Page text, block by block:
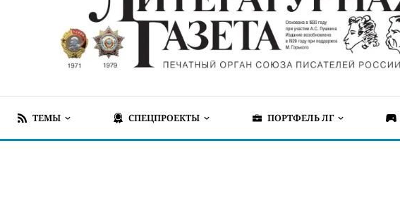
ТЕМЫ СПЕЦПРОЕКТЫ ПОРТФЕЛЬ ЛГ